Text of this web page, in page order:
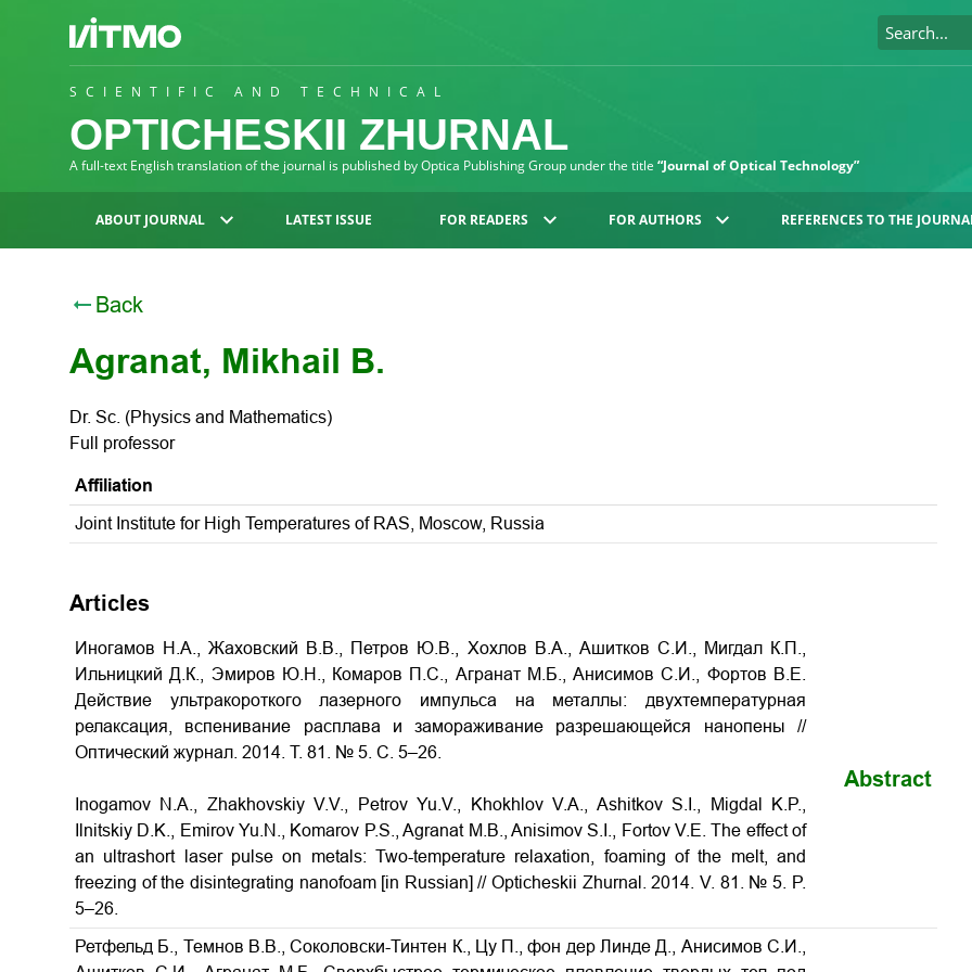
SCIENTIFIC AND TECHNICAL
OPTICHESKII ZHURNAL
A full-text English translation of the journal is published by Optica Publishing Group under the title “Journal of Optical Technology”
ABOUT JOURNAL LATEST ISSUE FOR READERS FOR AUTHORS REFERENCES TO THE
Back
Agranat, Mikhail B.
Dr. Sc. (Physics and Mathematics)
Full professor
Affiliation
Joint Institute for High Temperatures of RAS, Moscow, Russia
Articles
Иногамов Н.А., Жаховский В.В., Петров Ю.В., Хохлов В.А., Ашитков С.И., Мигдал К.П.,
Ильницкий Д.К., Эмиров Ю.Н., Комаров П.С., Агранат М.Б., Анисимов С.И., Фортов В.Е.
Действие ультракороткого лазерного импульса на металлы: двухтемпературная
релаксация, вспенивание расплава и замораживание разрешающейся нанопены //
Оптический журнал. 2014. Т. 81. № 5. С. 5–26.
Inogamov N.A., Zhakhovskiy V.V., Petrov Yu.V., Khokhlov V.A., Ashitkov S.I., Migdal K.P.,
Ilnitskiy D.K., Emirov Yu.N., Komarov P.S., Agranat M.B., Anisimov S.I., Fortov V.E.The effect of
an ultrashort laser pulse on metals: Two-temperature relaxation, foaming of the melt, and
freezing of the disintegrating nanofoam [in Russian] // Opticheskii Zhurnal. 2014. V. 81. № 5. P.
5–26.
Abstract
Ретфельд Б., Темнов В.В., Соколовски-Тинтен К., Цу П., фон дер Линде Д., Анисимов С.И.,